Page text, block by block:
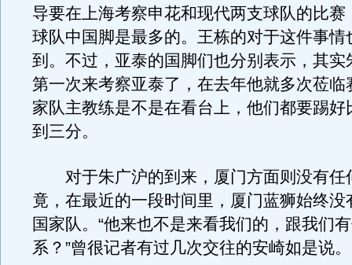
导要在上海考察申花和现代两支球队的比赛
球队中国脚是最多的。王栋的对于这件事情
到。不过，亚泰的国脚们也分别表示，其实
第一次来考察亚泰了，在去年他就多次莅临
家队主教练是不是在看台上，他们都要踢好
到三分。
对于朱广沪的到来，厦门方面则没有任
竟，在最近的一段时间里，厦门蓝狮始终没
国家队。“他来也不是来看我们的，跟我们
系？”曾很记者有过几次交往的安崎如是说。